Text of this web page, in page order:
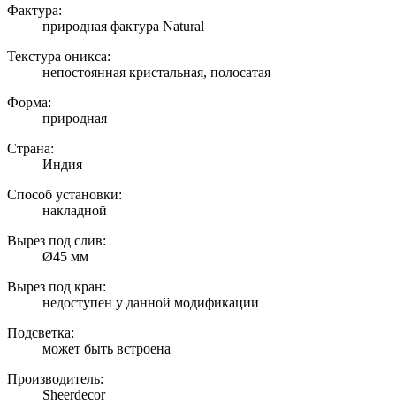
Фактура:
природная фактура Natural
Текстура оникса:
непостоянная кристальная, полосатая
Форма:
природная
Страна:
Индия
Способ установки:
накладной
Вырез под слив:
Ø45 мм
Вырез под кран:
недоступен у данной модификации
Подсветка:
может быть встроена
Производитель:
Sheerdecor